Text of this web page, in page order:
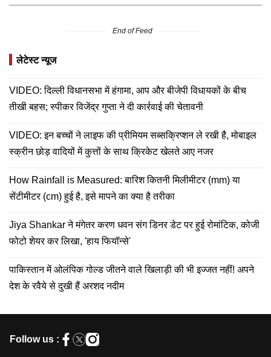
End of Feed
लेटेस्ट न्यूज
VIDEO: दिल्ली विधानसभा में हंगामा, आप और बीजेपी विधायकों के बीच
तीखी बहस; स्पीकर विजेंद्र गुप्ता ने दी कार्रवाई की चेतावनी
VIDEO: इन बच्चों ने लाइफ की प्रीमियम सब्सक्रिप्शन ले रखी है, मोबाइल
स्क्रीन छोड़ वादियों में कुत्तों के साथ क्रिकेट खेलते आए नजर
How Rainfall is Measured: बारिश कितनी मिलीमीटर (mm) या
सेंटीमीटर (cm) हुई है, इसे मापने का क्या है तरीका
Jiya Shankar ने मंगेतर करण धवन संग डिनर डेट पर हुई रोमांटिक, कोजी
फोटो शेयर कर लिखा, 'हाय फियॉन्से'
पाकिस्तान में ओलंपिक गोल्ड जीतने वाले खिलाड़ी की भी इज्जत नहीं! अपने
देश के रवैये से दुखी हैं अरशद नदीम
Follow us :